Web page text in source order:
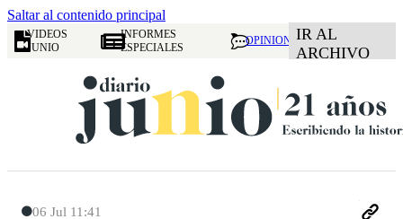
Saltar al contenido principal
VIDEOS
JUNIO
INFORMES
ESPECIALES
OPINION IR AL
ARCHIVO
06 Jul 11:41